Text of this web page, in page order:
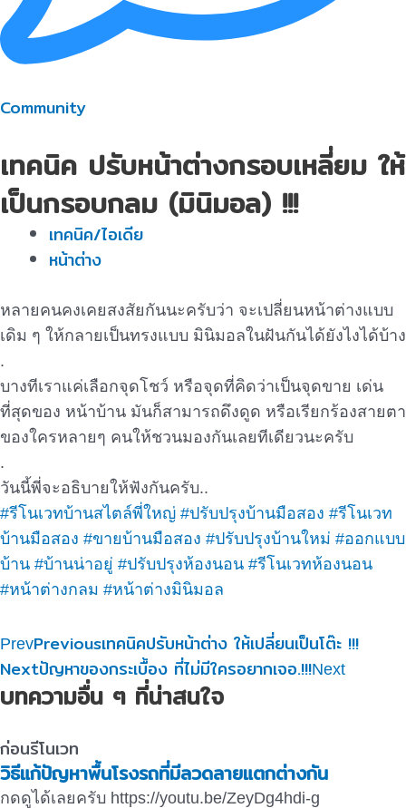
Community
เทคนิค ปรับหน้าต่างกรอบเหลี่ยม ให้
เป็นกรอบกลม (มินิมอล) !!!
เทคนิค/ไอเดีย
หน้าต่าง
หลายคนคงเคยสงสัยกันนะครับว่า จะเปลี่ยนหน้าต่างแบบ
เดิม ๆ ให้กลายเป็นทรงแบบ มินิมอลในฝันกันได้ยังไงได้บ้าง
.
บางทีเราแค่เลือกจุดโชว์ หรือจุดที่คิดว่าเป็นจุดขาย เด่น
ที่สุดของ หน้าบ้าน มันก็สามารถดึงดูด หรือเรียกร้องสายตา
ของใครหลายๆ คนให้ชวนมองกันเลยทีเดียวนะครับ
.
วันนี้พี่จะอธิบายให้ฟังกันครับ..
#รีโนเวทบ้านสไตล์พี่ใหญ่ #ปรับปรุงบ้านมือสอง #รีโนเวท
บ้านมือสอง #ขายบ้านมือสอง #ปรับปรุงบ้านใหม่ #ออกแบบ
บ้าน #บ้านน่าอยู่ #ปรับปรุงห้องนอน #รีโนเวทห้องนอน
#หน้าต่างกลม #หน้าต่างมินิมอล
PrevPreviousเทคนิคปรับหน้าต่าง ให้เปลี่ยนเป็นโต๊ะ !!!
Nextปัญหาของกระเบื้อง ที่ไม่มีใครอยากเจอ.!!!Next
บทความอื่น ๆ ที่น่าสนใจ
ก่อนรีโนเวท
วิธีแก้ปัญหาพื้นโรงรถที่มีลวดลายแตกต่างกัน
กดดูได้เลยครับ https://youtu.be/ZeyDg4hdi-g